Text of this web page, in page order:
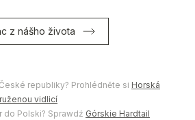
z nášho života
republiky? Prohlédněte si Horská
vidlicí
Polski? Sprawdź Górskie Hardtail